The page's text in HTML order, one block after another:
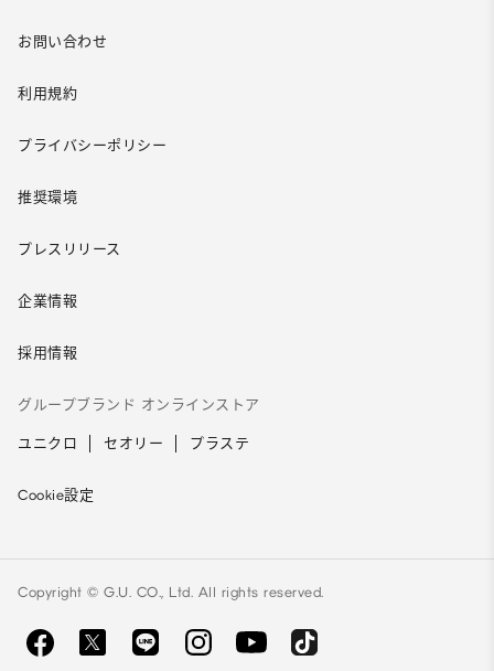
お問い合わせ
利用規約
プライバシーポリシー
推奨環境
プレスリリース
企業情報
採用情報
グループブランド オンラインストア
ユニクロ セオリー プラステ
Cookie設定
Copyright © G.U. CO., Ltd. All rights reserved.